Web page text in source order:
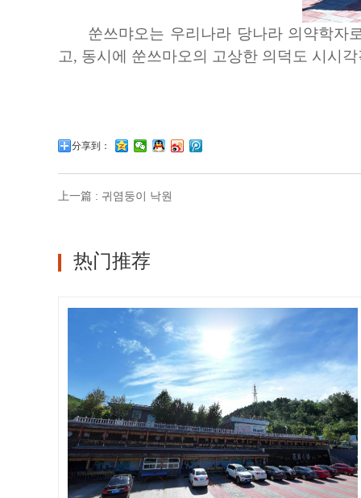
쑨쓰먀오는 우리나라 당나라 의약학자
고, 동시에 쑨쓰마오의 고상한 의덕도 시시
分享到：
上一篇 : 귀염둥이 낙원
热门推荐